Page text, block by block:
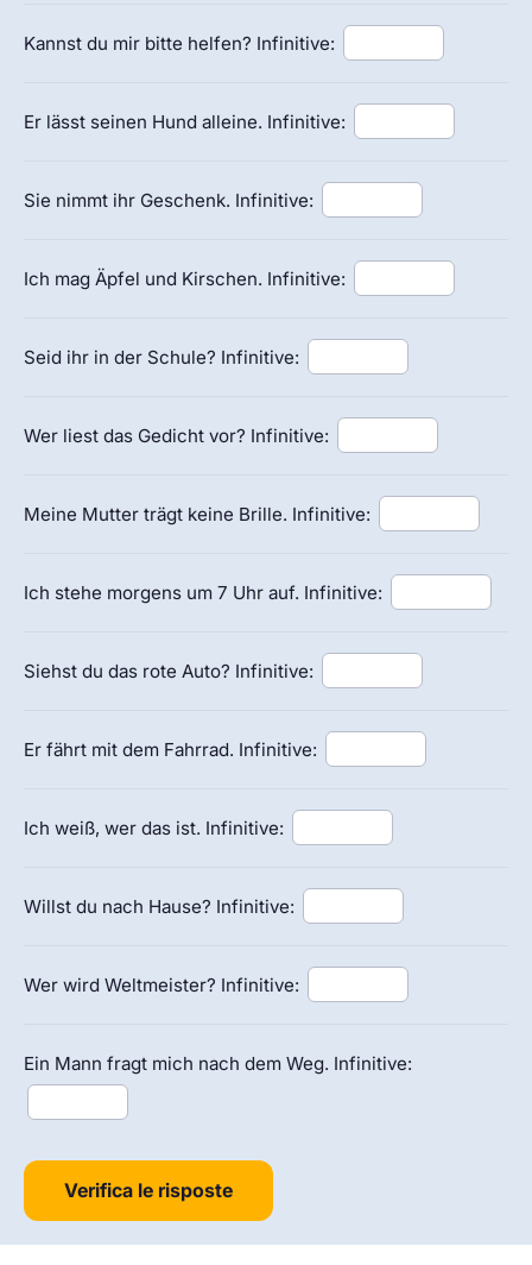
Kannst du mir bitte helfen? Infinitive:
Er lässt seinen Hund alleine. Infinitive:
Sie nimmt ihr Geschenk. Infinitive:
Ich mag Äpfel und Kirschen. Infinitive:
Seid ihr in der Schule? Infinitive:
Wer liest das Gedicht vor? Infinitive:
Meine Mutter trägt keine Brille. Infinitive:
Ich stehe morgens um 7 Uhr auf. Infinitive:
Siehst du das rote Auto? Infinitive:
Er fährt mit dem Fahrrad. Infinitive:
Ich weiß, wer das ist. Infinitive:
Willst du nach Hause? Infinitive:
Wer wird Weltmeister? Infinitive:
Ein Mann fragt mich nach dem Weg. Infinitive:
Verifica le risposte